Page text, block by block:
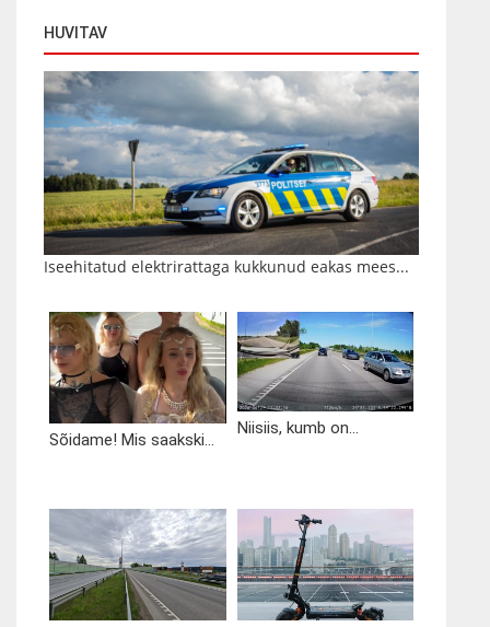
HUVITAV
Iseehitatud elektrirattaga kukkunud eakas mees...
Sõidame! Mis saakski...
Niisiis, kumb on...